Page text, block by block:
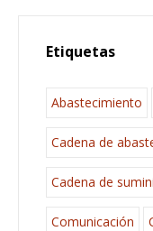
Etiquetas
Abastecimiento
Cadena de
Cadena de
Comunicación